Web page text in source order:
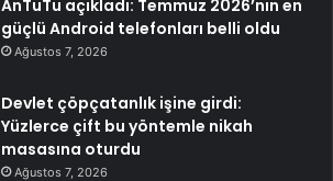
AnTuTu açıkladı: Temmuz 2026’nın en
güçlü Android telefonları belli oldu
Ağustos 7, 2026
Devlet çöpçatanlık işine girdi:
Yüzlerce çift bu yöntemle nikah
masasına oturdu
Ağustos 7, 2026